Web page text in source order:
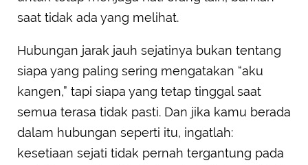
saat tidak ada yang melihat.
Hubungan jarak jauh sejatinya bukan tentang
siapa yang paling sering mengatakan “aku
kangen,” tapi siapa yang tetap tinggal saat
semua terasa tidak pasti. Dan jika kamu berada
dalam hubungan seperti itu, ingatlah:
kesetiaan sejati tidak pernah tergantung pada